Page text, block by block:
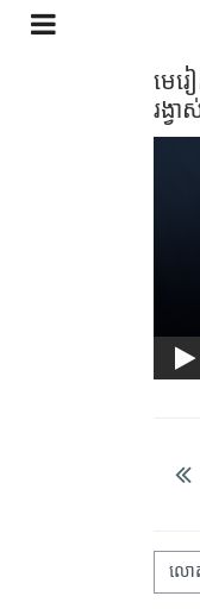
រំលងទៅកាន់មាតិកាមេ
មេរ
រង្
លោត